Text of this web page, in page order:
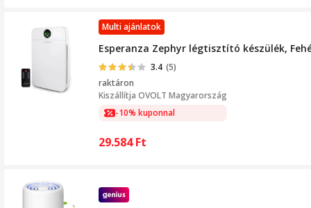
Multi ajánlatok
Esperanza Zephyr légtisztító készülék,
3.4 (5)
raktáron
Kiszállítja OVOLT Magyarország
-10% kuponnal
29.584Ft